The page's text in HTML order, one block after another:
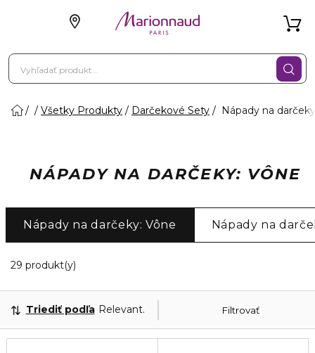
Všetky Produkty Darčekové Sety Nápady na
NÁPADY NA DARČEKY: VÔNE
Nápady na darčeky: Vône Nápady na
29 produkt(y)
Filtrovať
Triediť podľa Relevantnosť